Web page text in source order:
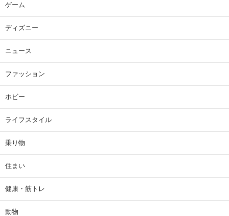
ゲーム
ディズニー
ニュース
ファッション
ホビー
ライフスタイル
乗り物
住まい
健康・筋トレ
動物